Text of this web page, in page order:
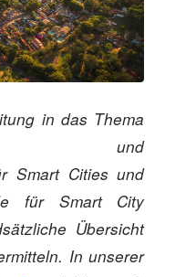
in das Thema
und
Smart Cities und
für Smart City
Übersicht
In unserer